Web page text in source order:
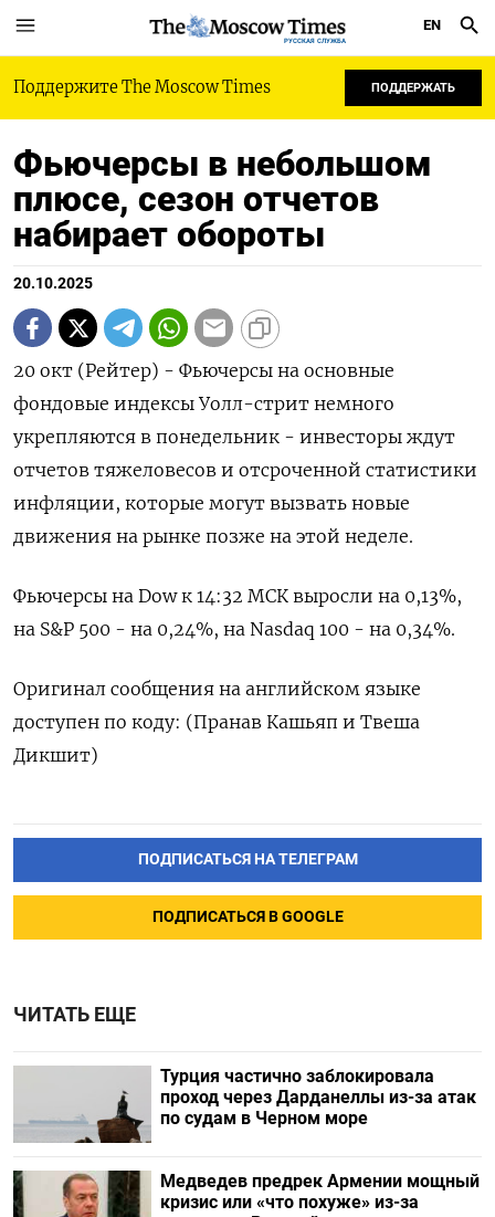
РУССКАЯ СЛУЖБА
EN
Поддержите The Moscow Times ПОДДЕРЖАТЬ
Фьючерсы в небольшом
плюсе, сезон отчетов
набирает обороты
20.10.2025
20 окт (Рейтер) - Фьючерсы на основные
фондовые индексы Уолл-стрит немного
укрепляются в понедельник - инвесторы ждут
отчетов тяжеловесов и отсроченной статистики
инфляции, которые могут вызвать новые
движения на рынке позже на этой неделе.
Фьючерсы на Dow к 14:32 МСК выросли на 0,13%,
на S&P 500 - на 0,24%, на Nasdaq 100 - на 0,34%.
Оригинал сообщения на английском языке
доступен по коду: (Пранав Кашьяп и Твеша
Дикшит)
ПОДПИСАТЬСЯ НА ТЕЛЕГРАМ
ПОДПИСАТЬСЯ В GOOGLE
ЧИТАТЬ ЕЩЕ
Турция частично заблокировала
проход через Дарданеллы из-за атак
по судам в Черном море
Медведев предрек Армении мощный
кризис или «что похуже» из-за